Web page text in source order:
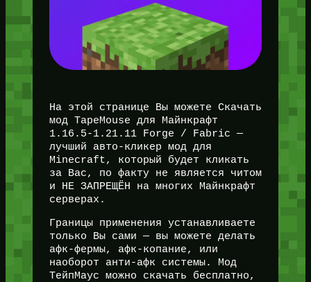
На этой странице Вы можете Скачать
мод TapeMouse для Майнкрафт
1.16.5-1.21.11 Forge / Fabric —
лучший авто-кликер мод для
Minecraft, который будет кликать
за Вас, по факту не является читом
и НЕ ЗАПРЕЩЁН на многих Майнкрафт
серверах.
Границы применения устанавливаете
только Вы сами — вы можете делать
афк-фермы, афк-копание, или
наоборот анти-афк системы. Мод
ТейпМаус можно скачать бесплатно,